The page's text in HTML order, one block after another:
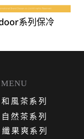
系列保冷
纖果爽系列
自然茶系列
和風茶系列
MENU